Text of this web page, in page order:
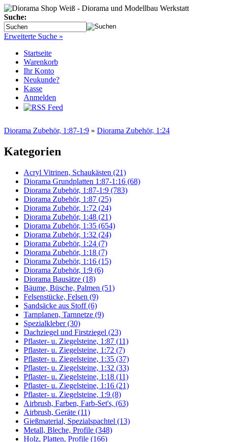
Suche:
Erweiterte Suche »
Startseite
Warenkorb
Ihr Konto
Neukunde?
Kasse
Anmelden
Diorama Zubehör, 1:87-1:9 » Diorama Zubehör, 1:24
Kategorien
Acryl Vitrinen, Schaukästen (21)
Diorama Grundplatten 1:87-1:16 (68)
Diorama Zubehör, 1:87-1:9 (783)
Diorama Zubehör, 1:87 (25)
Diorama Zubehör, 1:72 (24)
Diorama Zubehör, 1:48 (21)
Diorama Zubehör, 1:35 (654)
Diorama Zubehör, 1:32 (24)
Diorama Zubehör, 1:24 (7)
Diorama Zubehör, 1:18 (7)
Diorama Zubehör, 1:16 (15)
Diorama Zubehör, 1:9 (6)
Diorama Bausätze (18)
Bäume, Büsche, Palmen (51)
Felsenstücke, Felsen (9)
Sandsäcke aus Stoff (6)
Tarnplanen, Tarnnetze (9)
Spezialkleber (30)
Dachziegel und Firstziegel (23)
Pflaster- u. Ziegelsteine, 1:87 (11)
Pflaster- u. Ziegelsteine, 1:72 (7)
Pflaster- u. Ziegelsteine, 1:35 (37)
Pflaster- u. Ziegelsteine, 1:32 (33)
Pflaster- u. Ziegelsteine, 1:18 (11)
Pflaster- u. Ziegelsteine, 1:16 (21)
Pflaster- u. Ziegelsteine, 1:9 (8)
Airbrush, Farben, Farb-Set's, (63)
Airbrush, Geräte (11)
Gießmaterial, Spezialspachtel (13)
Metall, Bleche, Profile (348)
Holz, Platten, Profile (166)